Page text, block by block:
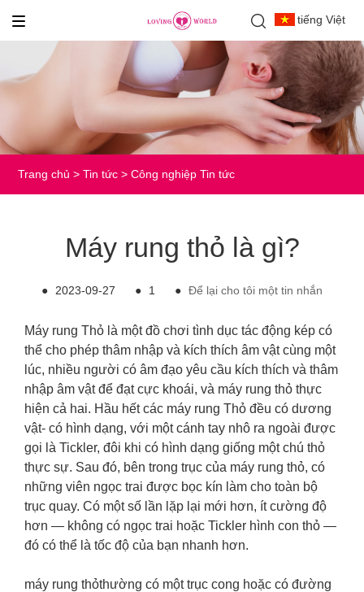
tiếng Việt
Trang chủ > Tin tức >Công nghiệp Tin tức
Máy rung thỏ là gì?
● 2023-09-27 ● 1 ● Để lại cho tôi một tin nhắn
Máy rung Thỏ là một đồ chơi tình dục tác động kép có
thể cho phép thâm nhập và kích thích âm vật cùng một
lúc, nhiều người có âm đạo yêu cầu kích thích và thâm
nhập âm vật để đạt cực khoái, và máy rung thỏ thực
hiện cả hai. Hầu hết các máy rung Thỏ đều có dương
vật- có hình dạng, với một cánh tay nhô ra ngoài được
gọi là Tickler, đôi khi có hình dạng giống một chú thỏ
thực sự. Sau đó, bên trong trục của máy rung thỏ, có
những viên ngọc trai được bọc kín làm cho toàn bộ
trục quay. Có một số lần lặp lại mới hơn, ít cường độ
hơn — không có ngọc trai hoặc Tickler hình con thỏ —
đó có thể là tốc độ của bạn nhanh hơn.
máy rung thỏthường có một trục cong hoặc có đường